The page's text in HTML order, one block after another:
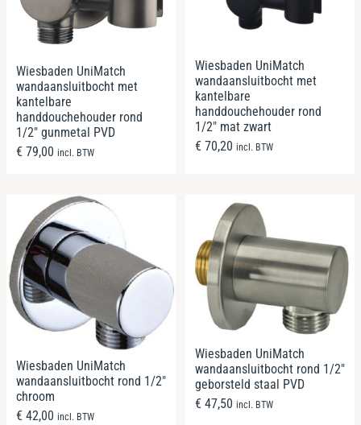
Wiesbaden UniMatch
wandaansluitbocht met
kantelbare
handdouchehouder rond
1/2″ gunmetal PVD
€ 79,00 incl. BTW
Wiesbaden UniMatch
wandaansluitbocht met
kantelbare
handdouchehouder rond
1/2″ mat zwart
€ 70,20 incl. BTW
Wiesbaden UniMatch
wandaansluitbocht rond 1/2″
chroom
€ 42,00 incl. BTW
Wiesbaden UniMatch
wandaansluitbocht rond 1/2″
geborsteld staal PVD
€ 47,50 incl. BTW